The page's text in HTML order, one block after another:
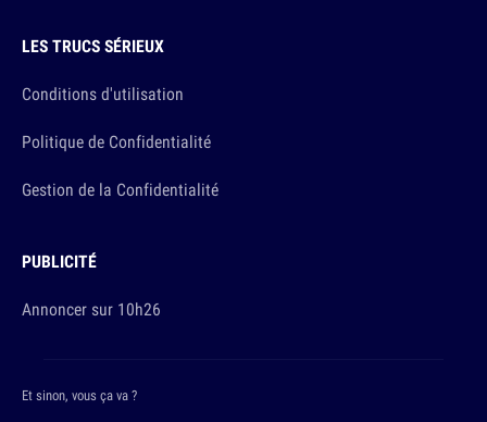
LES TRUCS SÉRIEUX
Conditions d'utilisation
Politique de Confidentialité
Gestion de la Confidentialité
PUBLICITÉ
Annoncer sur 10h26
Et sinon, vous ça va ?